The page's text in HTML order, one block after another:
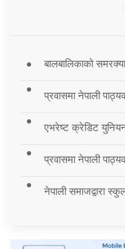
बालबालिकाको
प्रवासमा नेपाली
एभरेष्ट क्रेडिट
प्रवासमा नेपाली
नेपाली समाजद्वारा